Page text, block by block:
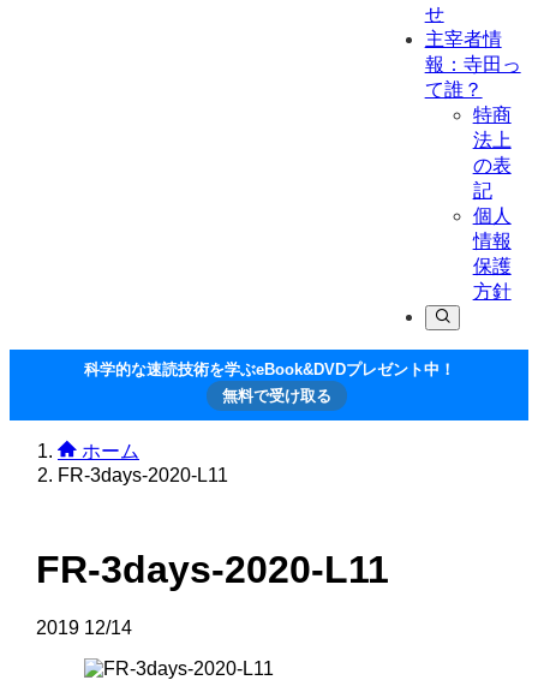
せ
主宰者情
報：寺田っ
て誰？
特商
法上
の表
記
個人
情報
保護
方針
科学的な速読技術を学ぶeBook&DVDプレゼント中！
無料で受け取る
ホーム
FR-3days-2020-L11
FR-3days-2020-L11
2019 12/14